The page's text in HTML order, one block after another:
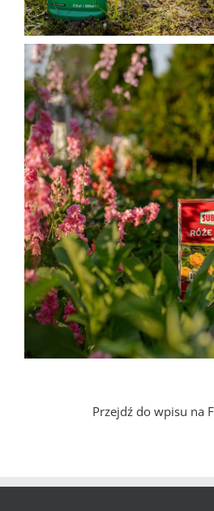
Przejdź do wpisu na